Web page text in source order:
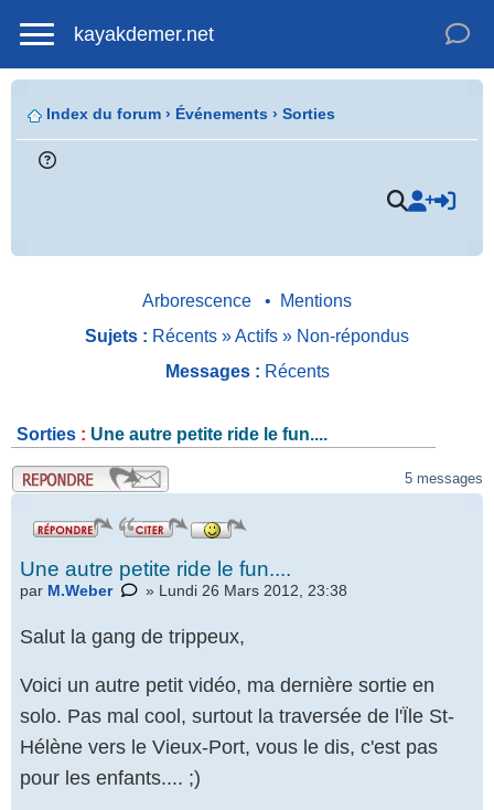
kayakdemer.net
Index du forum › Événements › Sorties
Arborescence •
Mentions
Sujets : Récents »Actifs » Non-répondus
Messages : Récents
Sorties : Une autre petite ride le fun....
.
5 messages
Une autre petite ride le fun....
par M.Weber » Lundi 26 Mars 2012, 23:38
Salut la gang de trippeux,
Voici un autre petit vidéo, ma dernière sortie en
solo. Pas mal cool, surtout la traversée de l'Ïle St-
Hélène vers le Vieux-Port, vous le dis, c'est pas
pour les enfants.... ;)